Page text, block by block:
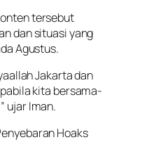
tersebut
dan situasi yang
Agustus.
Jakarta dan
kita bersama-
ujar Iman.
Hoaks